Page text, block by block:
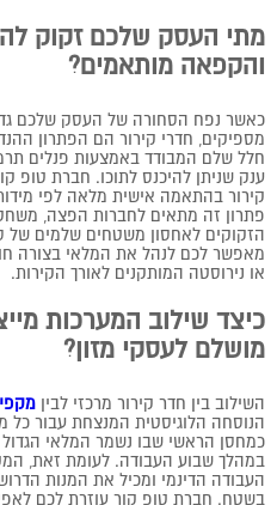
מתי העסק שלכם זקוק
והקפאה מותאמים?
כאשר נפח הסחורה של העסק שלכם גדל,
מספיקים, חדרי קירור הם הפתרון
חלל שלם המבודד באמצעות פנלים
ענק שניתן להיכנס לתוכו. חברת טופ
קירור בהתאמה אישית מלאה לפי
פתרון זה מתאים לחברות הפצה,
הזקוקים לאחסון משטחים שלמים של
מאפשר לכם לנהל את המלאי בצורה
או נירוסטה המותקנים לאורך הקירות.
כיצד שילוב המערכות
מושלם לעסקי מזון?
השילוב בין חדר קירור מרכזי לבין
הנוסחה הלוגיסטית המנצחת עבור
כמחסן הראשי שבו נשמר המלאי
במהלך שבוע העבודה. לעומת זאת,
העבודה הדינמי ומכיל את המנות
בשטח. חברת טופ קור עוזרת לכם